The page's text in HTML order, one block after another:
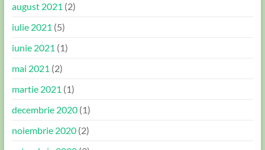
august 2021 (2)
iulie 2021 (5)
iunie 2021 (1)
mai 2021 (2)
martie 2021 (1)
decembrie 2020(1)
noiembrie 2020(2)